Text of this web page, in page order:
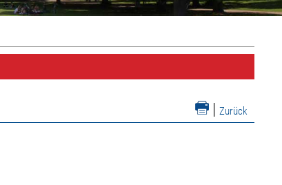
| Zurück